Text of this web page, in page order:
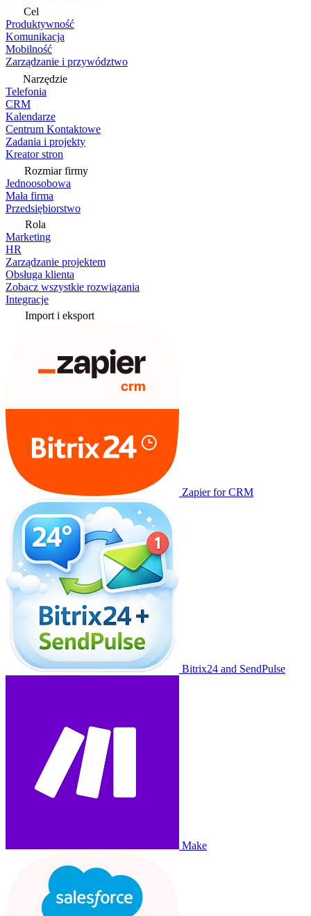
Cel
Produktywność
Komunikacja
Mobilność
Zarządzanie i przywództwo
Narzędzie
Telefonia
CRM
Kalendarze
Centrum Kontaktowe
Zadania i projekty
Kreator stron
Rozmiar firmy
Jednoosobowa
Mała firma
Przedsiębiorstwo
Rola
Marketing
HR
Zarządzanie projektem
Obsługa klienta
Zobacz wszystkie rozwiązania
Integracje
Import i eksport
Zapier for CRM
Bitrix24 and SendPulse
Make